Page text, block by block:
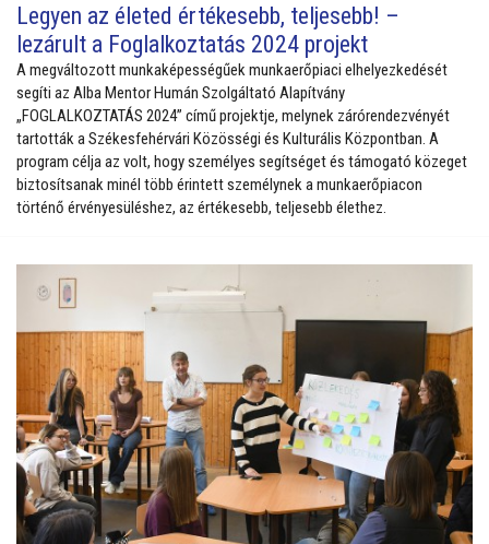
Legyen az életed értékesebb, teljesebb! –
lezárult a Foglalkoztatás 2024 projekt
A megváltozott munkaképességűek munkaerőpiaci elhelyezkedését
segíti az Alba Mentor Humán Szolgáltató Alapítvány
„FOGLALKOZTATÁS 2024” című projektje, melynek zárórendezvényét
tartották a Székesfehérvári Közösségi és Kulturális Központban. A
program célja az volt, hogy személyes segítséget és támogató közeget
biztosítsanak minél több érintett személynek a munkaerőpiacon
történő érvényesüléshez, az értékesebb, teljesebb élethez.